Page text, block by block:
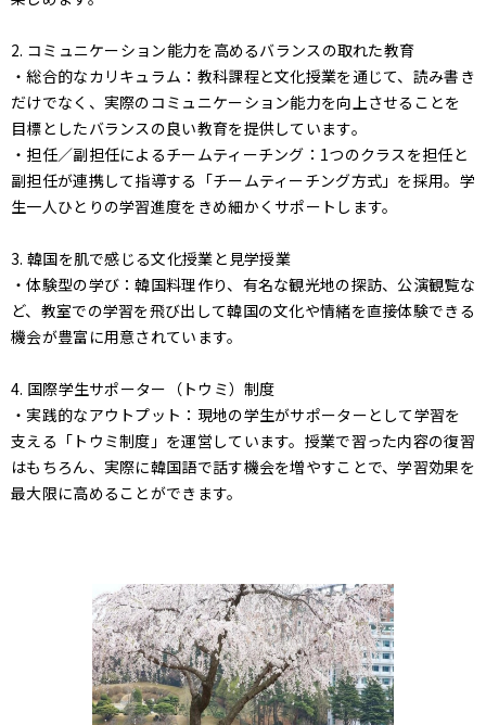
2. コミュニケーション能力を高めるバランスの取れた教育
・総合的なカリキュラム：教科課程と文化授業を通じて、読み書き
だけでなく、実際のコミュニケーション能力を向上させることを
目標としたバランスの良い教育を提供しています。
・担任／副担任によるチームティーチング：1つのクラスを担任と
副担任が連携して指導する「チームティーチング方式」を採用。学
生一人ひとりの学習進度をきめ細かくサポートします。
3. 韓国を肌で感じる文化授業と見学授業
・体験型の学び：韓国料理作り、有名な観光地の探訪、公演観覧な
ど、教室での学習を飛び出して韓国の文化や情緒を直接体験できる
機会が豊富に用意されています。
4. 国際学生サポーター（トウミ）制度
・実践的なアウトプット：現地の学生がサポーターとして学習を
支える「トウミ制度」を運営しています。授業で習った内容の復習
はもちろん、実際に韓国語で話す機会を増やすことで、学習効果を
最大限に高めることができます。